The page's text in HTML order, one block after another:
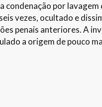
condenação por
vezes, ocultado e
penais anteriores. A
a origem de pouco